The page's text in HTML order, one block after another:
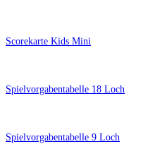
Scorekarte Kids Mini
Spielvorgabentabelle 18 Loch
Spielvorgabentabelle 9 Loch